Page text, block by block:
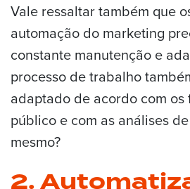
Vale ressaltar também que
automação do marketing
constante manutenção e
processo de trabalho
adaptado de acordo com
público e com as análises
mesmo?
2.